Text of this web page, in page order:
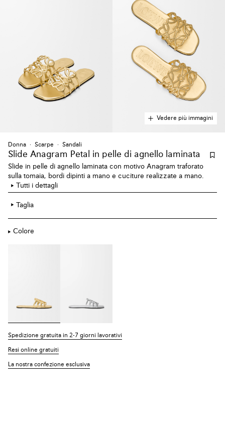
Vedere più immagini
Donna Scarpe Sandali
Slide Anagram Petal in pelle di agnello laminata
Slide in pelle di agnello laminata con motivo Anagram traforato
sulla tomaia, bordi dipinti a mano e cuciture realizzate a mano.
Tutti i dettagli
Taglia
Colore
Spedizione gratuita in 2-7 giorni lavorativi
Resi online gratuiti
La nostra confezione esclusiva